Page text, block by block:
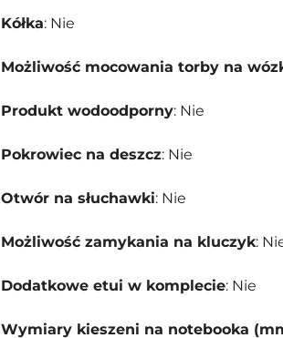
Kółka: Nie
Możliwość mocowania torby na
Produkt wodoodporny: Nie
Pokrowiec na deszcz: Nie
Otwór na słuchawki: Nie
Możliwość zamykania na kluczyk:
Dodatkowe etui w komplecie: Nie
Wymiary kieszeni na notebooka